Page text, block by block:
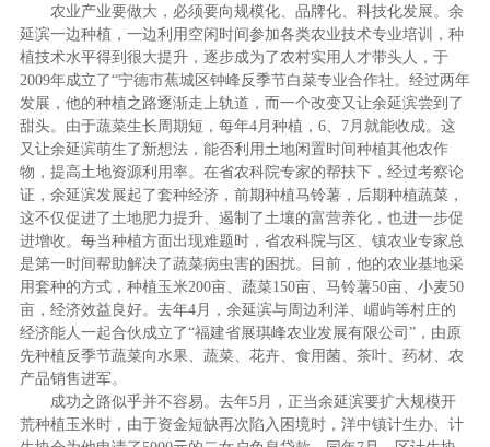
农业产业要做大，必须要向规模化、品牌化、科技化发展。余
延滨一边种植，一边利用空闲时间参加各类农业技术专业培训，种
植技术水平得到很大提升，逐步成为了农村实用人才带头人，于
2009年成立了“宁德市蕉城区钟峰反季节白菜专业合作社。经过两年
发展，他的种植之路逐渐走上轨道，而一个改变又让余延滨尝到了
甜头。由于蔬菜生长周期短，每年4月种植，6、7月就能收成。这
又让余延滨萌生了新想法，能否利用土地闲置时间种植其他农作
物，提高土地资源利用率。在省农科院专家的帮扶下，经过考察论
证，余延滨发展起了套种经济，前期种植马铃薯，后期种植蔬菜，
这不仅促进了土地肥力提升、遏制了土壤的富营养化，也进一步促
进增收。每当种植方面出现难题时，省农科院与区、镇农业专家总
是第一时间帮助解决了蔬菜病虫害的困扰。目前，他的农业基地采
用套种的方式，种植玉米200亩、蔬菜150亩、马铃薯50亩、小麦50
亩，经济效益良好。去年4月，余延滨与周边利洋、嵋屿等村庄的
经济能人一起合伙成立了“福建省展琪峰农业发展有限公司”，由原
先种植反季节蔬菜向水果、蔬菜、花卉、食用菌、茶叶、药材、农
产品销售进军。
成功之路似乎并不容易。去年5月，正当余延滨要扩大规模开
荒种植玉米时，由于资金短缺再次陷入困境时，洋中镇计生办、计